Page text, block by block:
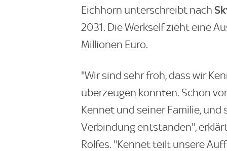
Eichhorn unterschreibt nach
2031. Die Werkself zieht eine
Millionen Euro.
"Wir sind sehr froh, dass wir
überzeugen konnten. Schon
Kennet und seiner Familie,
Verbindung entstanden",
Rolfes. "Kennet teilt unsere